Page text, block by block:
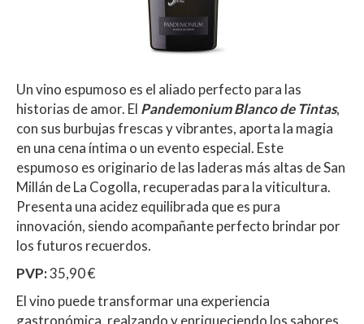
Un vino espumoso es el aliado perfecto para las
historias de amor. El Pandemonium Blanco de Tintas,
con sus burbujas frescas y vibrantes, aporta la magia
en una cena íntima o un evento especial. Este
espumoso es originario de las laderas más altas de San
Millán de La Cogolla, recuperadas para la viticultura.
Presenta una acidez equilibrada que es pura
innovación, siendo acompañante perfecto brindar por
los futuros recuerdos.
PVP:35,90 €
El vino puede transformar una experiencia
gastronómica, realzando y enriqueciendo los sabores